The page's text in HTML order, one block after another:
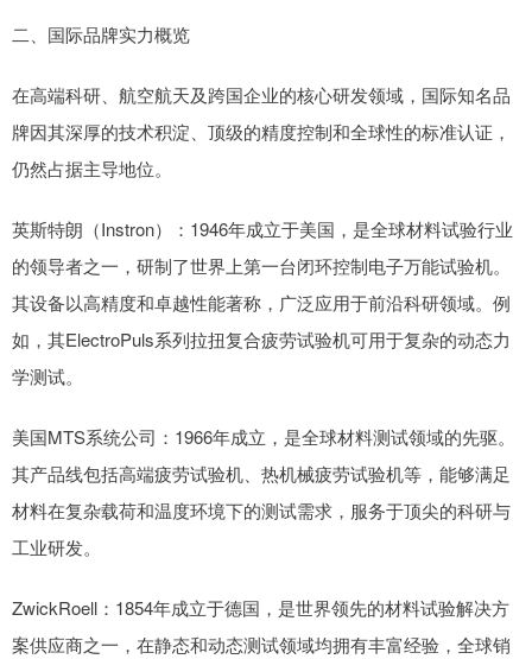
二、国际品牌实力概览
在高端科研、航空航天及跨国企业的核心研发领域，国际知名品
牌因其深厚的技术积淀、顶级的精度控制和全球性的标准认证，
仍然占据主导地位。
英斯特朗（Instron）：1946年成立于美国，是全球材料试验行业
的领导者之一，研制了世界上第一台闭环控制电子万能试验机。
其设备以高精度和卓越性能著称，广泛应用于前沿科研领域。例
如，其ElectroPuls系列拉扭复合疲劳试验机可用于复杂的动态力
学测试。
美国MTS系统公司：1966年成立，是全球材料测试领域的先驱。
其产品线包括高端疲劳试验机、热机械疲劳试验机等，能够满足
材料在复杂载荷和温度环境下的测试需求，服务于顶尖的科研与
工业研发。
ZwickRoell：1854年成立于德国，是世界领先的材料试验解决方
案供应商之一，在静态和动态测试领域均拥有丰富经验，全球销